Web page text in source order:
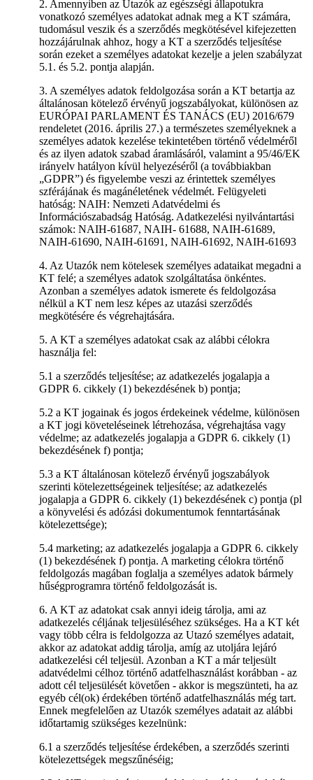
2. Amennyiben az Utazók az egészségi állapotukra
vonatkozó személyes adatokat adnak meg a KT számára,
tudomásul veszik és a szerződés megkötésével kifejezetten
hozzájárulnak ahhoz, hogy a KT a szerződés teljesítése
során ezeket a személyes adatokat kezelje a jelen szabályzat
5.1. és 5.2. pontja alapján.
3. A személyes adatok feldolgozása során a KT betartja az
általánosan kötelező érvényű jogszabályokat, különösen az
EURÓPAI PARLAMENT ÉS TANÁCS (EU) 2016/679
rendeletet (2016. április 27.) a természetes személyeknek a
személyes adatok kezelése tekintetében történő védelméről
és az ilyen adatok szabad áramlásáról, valamint a 95/46/EK
irányelv hatályon kívül helyezéséről (a továbbiakban
„GDPR”) és figyelembe veszi az érintettek személyes
szférájának és magánéletének védelmét. Felügyeleti
hatóság: NAIH: Nemzeti Adatvédelmi és
Információszabadság Hatóság. Adatkezelési nyilvántartási
számok: NAIH-61687, NAIH- 61688, NAIH-61689,
NAIH-61690, NAIH-61691, NAIH-61692, NAIH-61693
4. Az Utazók nem kötelesek személyes adataikat megadni a
KT felé; a személyes adatok szolgáltatása önkéntes.
Azonban a személyes adatok ismerete és feldolgozása
nélkül a KT nem lesz képes az utazási szerződés
megkötésére és végrehajtására.
5. A KT a személyes adatokat csak az alábbi célokra
használja fel:
5.1 a szerződés teljesítése; az adatkezelés jogalapja a
GDPR 6. cikkely (1) bekezdésének b) pontja;
5.2 a KT jogainak és jogos érdekeinek védelme, különösen
a KT jogi követeléseinek létrehozása, végrehajtása vagy
védelme; az adatkezelés jogalapja a GDPR 6. cikkely (1)
bekezdésének f) pontja;
5.3 a KT általánosan kötelező érvényű jogszabályok
szerinti kötelezettségeinek teljesítése; az adatkezelés
jogalapja a GDPR 6. cikkely (1) bekezdésének c) pontja (pl
a könyvelési és adózási dokumentumok fenntartásának
kötelezettsége);
5.4 marketing; az adatkezelés jogalapja a GDPR 6. cikkely
(1) bekezdésének f) pontja. A marketing célokra történő
feldolgozás magában foglalja a személyes adatok bármely
hűségprogramra történő feldolgozását is.
6. A KT az adatokat csak annyi ideig tárolja, ami az
adatkezelés céljának teljesüléséhez szükséges. Ha a KT két
vagy több célra is feldolgozza az Utazó személyes adatait,
akkor az adatokat addig tárolja, amíg az utoljára lejáró
adatkezelési cél teljesül. Azonban a KT a már teljesült
adatvédelmi célhoz történő adatfelhasználást korábban - az
adott cél teljesülését követően - akkor is megszünteti, ha az
egyéb cél(ok) érdekében történő adatfelhasználás még tart.
Ennek megfelelően az Utazók személyes adatait az alábbi
időtartamig szükséges kezelnünk:
6.1 a szerződés teljesítése érdekében, a szerződés szerinti
kötelezettségek megszűnéséig;